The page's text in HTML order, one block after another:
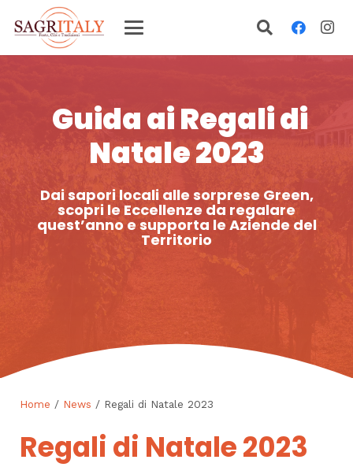
Guida ai Regali di
Natale 2023
Dai sapori locali alle sorprese Green,
scopri le Eccellenze da regalare
quest’anno e supporta le Aziende del
Territorio
Home / News / Regali di Natale 2023
Regali di Natale 2023